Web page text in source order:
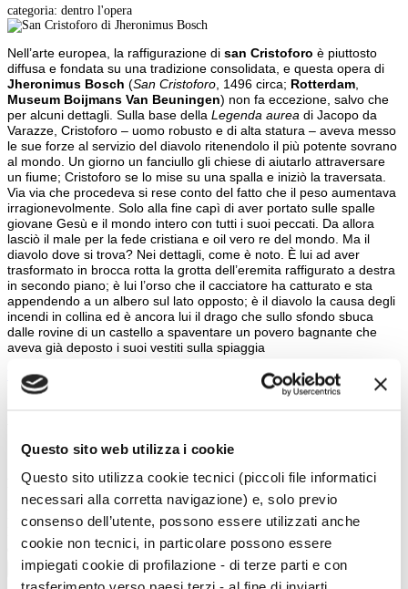
Questo sito web utilizza i cookie
Questo sito utilizza cookie tecnici (piccoli file informatici
necessari alla corretta navigazione) e, solo previo
consenso dell’utente, possono essere utilizzati anche
cookie non tecnici, in particolare possono essere
impiegati cookie di profilazione - di terze parti e con
categoria: dentro l'opera
Nell’arte europea, la raffigurazione di san Cristoforo è piuttosto
diffusa e fondata su una tradizione consolidata, e questa opera di
Jheronimus Bosch (San Cristoforo, 1496 circa; Rotterdam,
Museum Boijmans Van Beuningen) non fa eccezione, salvo che
per alcuni dettagli. Sulla base della Legenda aurea di Jacopo da
Varazze, Cristoforo – uomo robusto e di alta statura – aveva messo
le sue forze al servizio del diavolo ritenendolo il più potente sovrano
al mondo. Un giorno un fanciullo gli chiese di aiutarlo attraversare
un fiume; Cristoforo se lo mise su una spalla e iniziò la traversata.
Via via che procedeva si rese conto del fatto che il peso aumentava
irragionevolmente. Solo alla fine capì di aver portato sulle spalle
giovane Gesù e il mondo intero con tutti i suoi peccati. Da allora
lasciò il male per la fede cristiana e oil vero re del mondo. Ma il
diavolo dove si trova? Nei dettagli, come è noto. È lui ad aver
trasformato in brocca rotta la grotta dell’eremita raffigurato a destra
in secondo piano; è lui l’orso che il cacciatore ha catturato e sta
appendendo a un albero sul lato opposto; è il diavolo la causa degli
incendi in collina ed è ancora lui il drago che sullo sfondo sbuca
dalle rovine di un castello a spaventare un povero bagnante che
aveva già deposto i suoi vestiti sulla spiaggia
back
Tutti gli articoli
Ricerca
Imposta i filtri per ottimizzare la tua ricerca
Category:
Cerca